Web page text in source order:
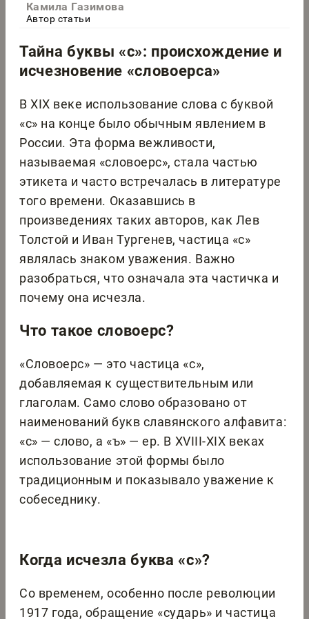
Камила Газимова
Автор статьи
Тайна буквы «с»: происхождение и
исчезновение «словоерса»
В XIX веке использование слова с буквой
«с» на конце было обычным явлением в
России. Эта форма вежливости,
называемая «словоерс», стала частью
этикета и часто встречалась в литературе
того времени. Оказавшись в
произведениях таких авторов, как Лев
Толстой и Иван Тургенев, частица «с»
являлась знаком уважения. Важно
разобраться, что означала эта частичка и
почему она исчезла.
Что такое словоерс?
«Словоерс» — это частица «с»,
добавляемая к существительным или
глаголам. Само слово образовано от
наименований букв славянского алфавита:
«с» — слово, а «ъ» — ер. В XVIII-XIX веках
использование этой формы было
традиционным и показывало уважение к
собеседнику.
Когда исчезла буква «с»?
Со временем, особенно после революции
1917 года, обращение «сударь» и частица